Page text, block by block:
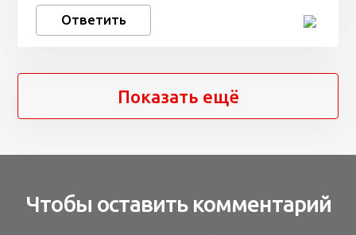
Ответить
Показать ещё
Чтобы оставить комментарий